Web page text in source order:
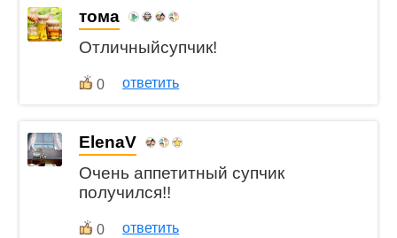
тома
Отличныйсупчик!
0 ответить
ElenaV
Очень аппетитный супчик
получился!!
0 ответить